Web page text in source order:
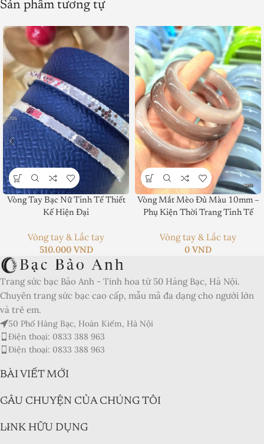
Product SKU:
Product Brand:
Product Currency:
Price Valid Until:
Product In-Stock:
Xếp hạng của biên tập viên:
5
Sản phẩm tương tự
Vòng Tay Bạc Nữ Tinh Tế Thiết
Kế Hiện Đại
Vòng tay & Lắc tay
510.000 VND
Vòng Mắt Mèo Đủ Màu 10mm –
Phụ Kiện Thời Trang Tinh Tế
Vòng tay & Lắc tay
0 VND
Trang sức bạc Bảo Anh - Tinh hoa từ 50 Hàng Bạc, Hà Nội.
Chuyên trang sức bạc cao cấp, mẫu mã đa dạng cho người lớn
và trẻ em.
50 Phố Hàng Bạc, Hoàn Kiếm, Hà Nội
Điện thoại: 0833 388 963
Điện thoại: 0833 388 963
BÀI VIẾT MỚI
CÂU CHUYỆN CỦA CHÚNG TÔI
LINK HỮU DỤNG